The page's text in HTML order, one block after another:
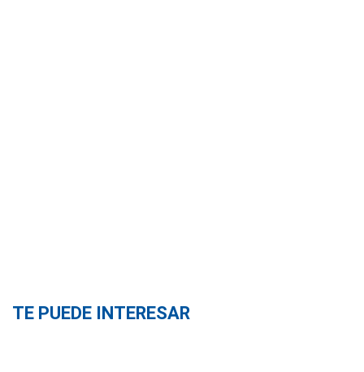
TE PUEDE INTERESAR